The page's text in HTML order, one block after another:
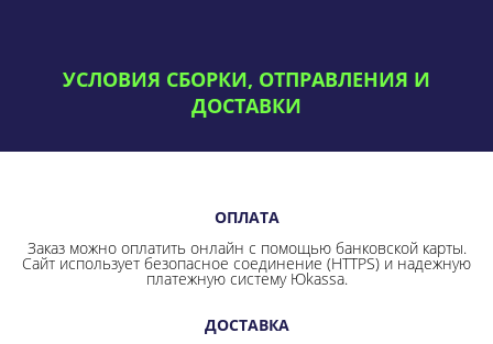
УСЛОВИЯ СБОРКИ, ОТПРАВЛЕНИЯ И
ДОСТАВКИ
ОПЛАТА
Заказ можно оплатить онлайн с помощью банковской карты.
Сайт использует безопасное соединение (HTTPS) и надежную
платежную систему Юkassa.
ДОСТАВКА